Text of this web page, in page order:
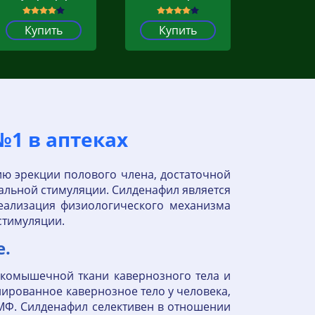
Купить Купить
в аптеках
эрекции полового члена, достаточной
стимуляции. Силденафил является
физиологического механизма
ткани кавернозного тела и
кавернозное тело у человека,
Силденафил селективен в отношении